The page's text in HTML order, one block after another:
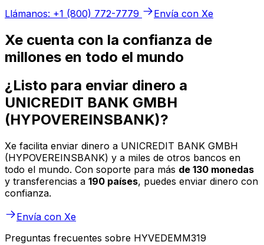
Llámanos: +1 (800) 772-7779
Envía con Xe
Xe cuenta con la confianza de
millones en todo el mundo
¿Listo para enviar dinero a
UNICREDIT BANK GMBH
(HYPOVEREINSBANK)?
Xe facilita enviar dinero a UNICREDIT BANK GMBH
(HYPOVEREINSBANK) y a miles de otros bancos en
todo el mundo. Con soporte para más de 130 monedas
y transferencias a 190 países, puedes enviar dinero con
confianza.
Envía con Xe
Preguntas frecuentes sobre HYVEDEMM319